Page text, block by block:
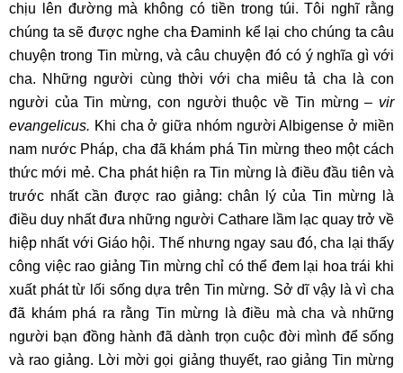
chịu lên đường mà không có tiền trong túi. Tôi nghĩ rằng
chúng ta sẽ được nghe cha Đaminh kể lại cho chúng ta câu
chuyện trong Tin mừng, và câu chuyện đó có ý nghĩa gì với
cha. Những người cùng thời với cha miêu tả cha là con
người của Tin mừng, con người thuộc về Tin mừng – vir
evangelicus. Khi cha ở giữa nhóm người Albigense ở miền
nam nước Pháp, cha đã khám phá Tin mừng theo một cách
thức mới mẻ. Cha phát hiện ra Tin mừng là điều đầu tiên và
trước nhất cần được rao giảng: chân lý của Tin mừng là
điều duy nhất đưa những người Cathare lầm lạc quay trở về
hiệp nhất với Giáo hội. Thế nhưng ngay sau đó, cha lại thấy
công việc rao giảng Tin mừng chỉ có thể đem lại hoa trái khi
xuất phát từ lối sống dựa trên Tin mừng. Sở dĩ vậy là vì cha
đã khám phá ra rằng Tin mừng là điều mà cha và những
người bạn đồng hành đã dành trọn cuộc đời mình để sống
và rao giảng. Lời mời gọi giảng thuyết, rao giảng Tin mừng